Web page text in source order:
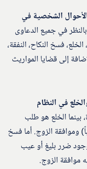
الشخصية في
في جميع الدعاوى
فسخ النكاح، النفقة،
إلى قضايا المواريث
في النظام
بينما الخلع هو طلب
وموافقة الزوج. أما فسخ
ضرر بليغ أو عيب
موافقة الزوج.